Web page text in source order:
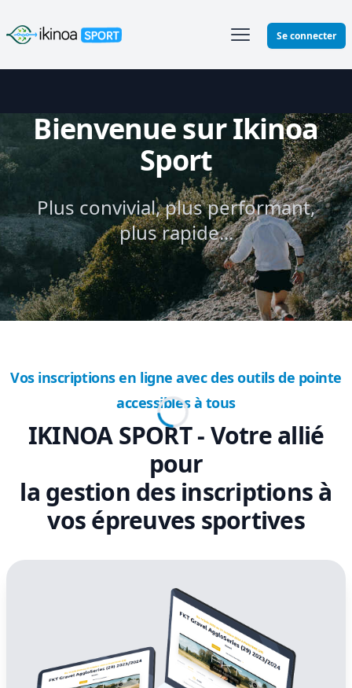
Ikinoa Sport Se connecter
Bienvenue sur Ikinoa
Sport
Plus convivial, plus performant,
plus rapide...
Vos inscriptions en ligne avec des outils de pointe
accessibles à tous
IKINOA SPORT - Votre allié
pour
la gestion des inscriptions à
vos épreuves sportives